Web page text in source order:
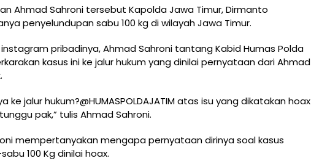
Ahmad Sahroni tersebut Kapolda Jawa Timur, Dirmanto
penyelundupan sabu 100 kg di wilayah Jawa Timur.
pribadinya, Ahmad Sahroni tantang Kabid Humas Polda
kasus ini ke jalur hukum yang dinilai pernyataan dari Ahmad
ke jalur hukum?@HUMASPOLDAJATIM atas isu yang dikatakan hoax
pak,” tulis Ahmad Sahroni.
mempertanyakan mengapa pernyataan dirinya soal kasus
100 Kg dinilai hoax.